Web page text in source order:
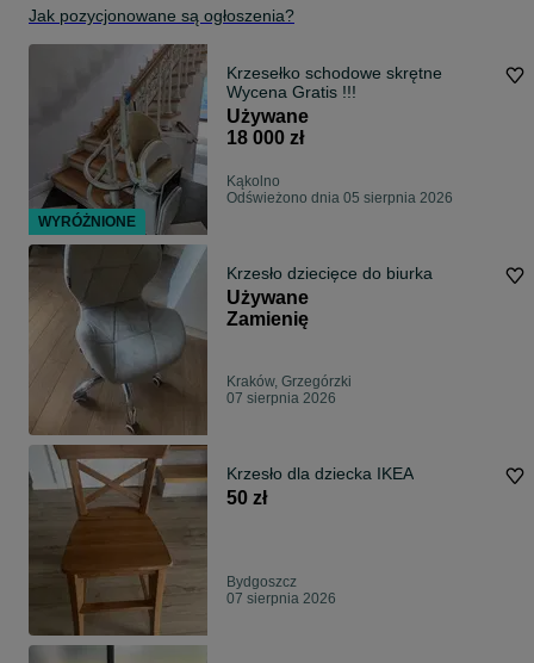
Jak pozycjonowane są ogłoszenia?
Krzesełko schodowe skrętne
Wycena Gratis !!!
Używane
18 000 zł
Kąkolno
Odświeżono dnia 05 sierpnia 2026
Krzesło dziecięce do biurka
Używane
Zamienię
Kraków, Grzegórzki
07 sierpnia 2026
Krzesło dla dziecka IKEA
50 zł
Bydgoszcz
07 sierpnia 2026
WYRÓŻNIONE